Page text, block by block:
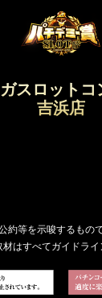
スロットコ
吉浜店
約等を示唆するもの
はすべてガイドライ